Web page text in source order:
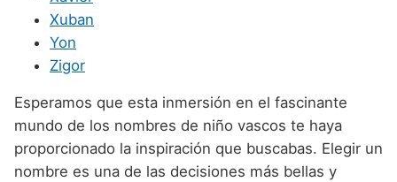
Xuban
Yon
Zigor
Esperamos que esta inmersión en el fascinante
mundo de los nombres de niño vascos te haya
proporcionado la inspiración que buscabas. Elegir un
nombre es una de las decisiones más bellas y